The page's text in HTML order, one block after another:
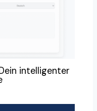
intelligenter